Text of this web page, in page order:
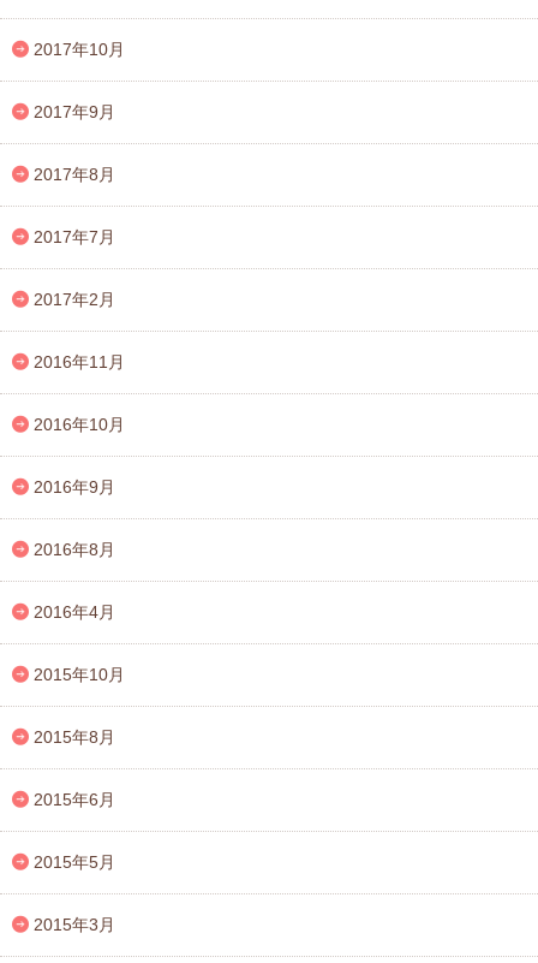
2017年10月
2017年9月
2017年8月
2017年7月
2017年2月
2016年11月
2016年10月
2016年9月
2016年8月
2016年4月
2015年10月
2015年8月
2015年6月
2015年5月
2015年3月